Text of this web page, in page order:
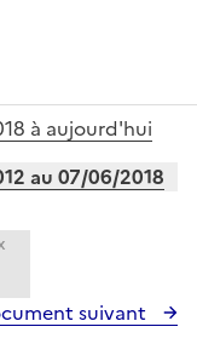
à aujourd'hui
au 07/06/2018
suivant